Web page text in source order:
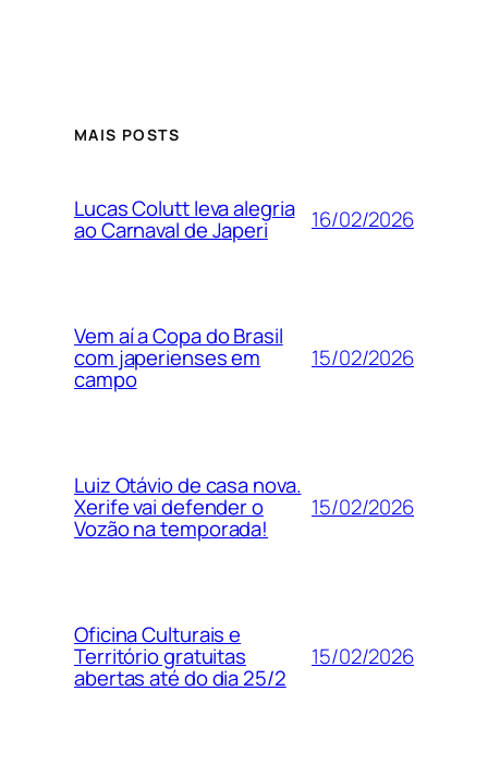
MAIS POSTS
Lucas Colutt leva alegria
ao Carnaval de Japeri 16/02/2026
Vem aí a Copa do Brasil
com japerienses em
campo
15/02/2026
Luiz Otávio de casa nova.
Xerife vai defender o
Vozão na temporada!
15/02/2026
Oficina Culturais e
Território gratuitas
abertas até do dia 25/2
15/02/2026